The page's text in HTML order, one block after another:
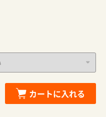
カートに入れる